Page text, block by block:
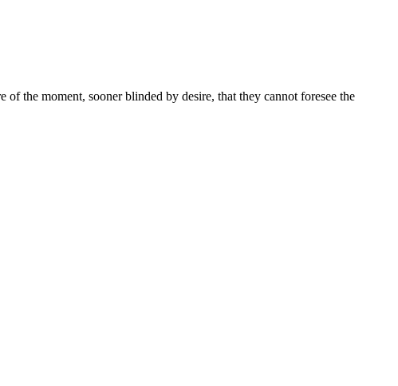
the moment, sooner blinded by desire, that they cannot foresee the